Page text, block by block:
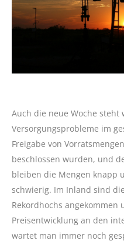
Auch die neue Woche
Versorgungsprobleme im
Freigabe von
beschlossen wurden, und
bleiben die Mengen knapp
schwierig. Im Inland sind
Rekordhochs
Preisentwicklung an den
wartet man immer noch